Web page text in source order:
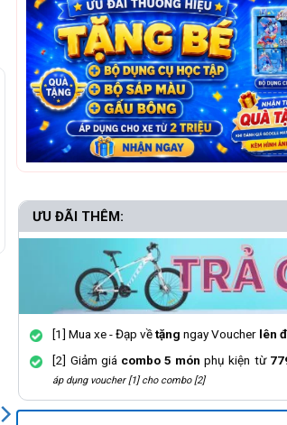
Giảm 23%
+
ƯU ĐÃI THÊM:
[1] Mua xe - Đạp vềtặng ngay Voucher lên
[2] Giảm giá combo 5 món phụ kiện từ
áp dụng voucher [1] cho combo [2]